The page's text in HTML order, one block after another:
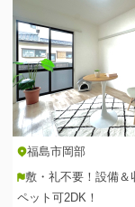
福島市岡部
敷・礼不要！設備＆
ペット可2DK！